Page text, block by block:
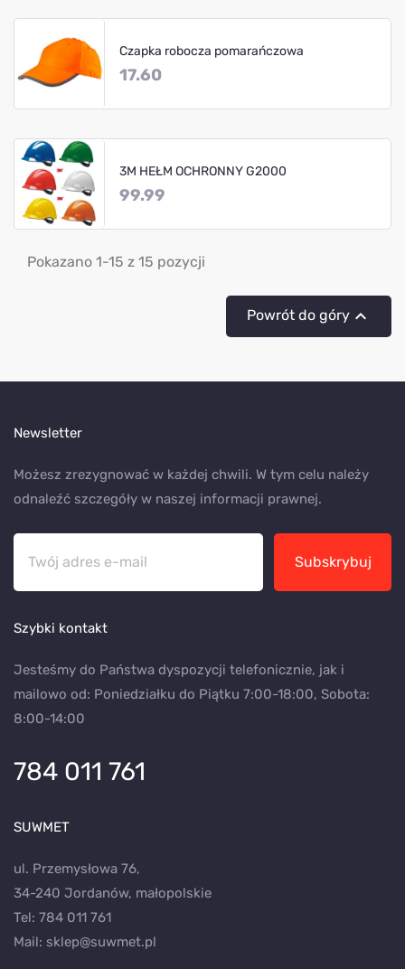
Czapka robocza pomarańczowa
17.60
3M HEŁM OCHRONNY G2000
99.99
Pokazano 1-15 z 15 pozycji
Powrót do góry
Newsletter
Możesz zrezygnować w każdej chwili. W tym celu należy
odnaleźć szczegóły w naszej informacji prawnej.
Subskrybuj
Szybki kontakt
Jesteśmy do Państwa dyspozycji telefonicznie, jak i
mailowo od: Poniedziałku do Piątku 7:00-18:00, Sobota:
8:00-14:00
784 011 761
SUWMET
ul. Przemysłowa 76,
34-240 Jordanów, małopolskie
Tel: 784 011 761
Mail: sklep@suwmet.pl